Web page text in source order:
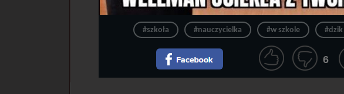
#szkoła #nauczycielka #w szkole #dzik
6